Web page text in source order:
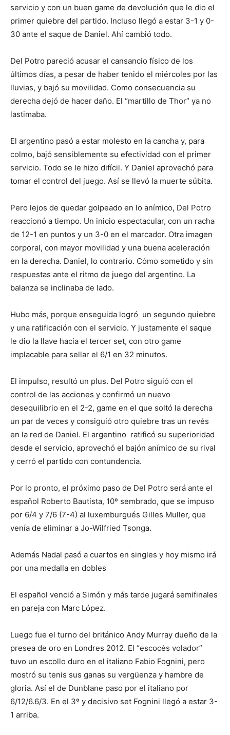
servicio y con un buen game de devolución que le dio el
primer quiebre del partido. Incluso llegó a estar 3-1 y 0-
30 ante el saque de Daniel. Ahí cambió todo.
Del Potro pareció acusar el cansancio físico de los
últimos días, a pesar de haber tenido el miércoles por las
lluvias, y bajó su movilidad. Como consecuencia su
derecha dejó de hacer daño. El “martillo de Thor” ya no
lastimaba.
El argentino pasó a estar molesto en la cancha y, para
colmo, bajó sensiblemente su efectividad con el primer
servicio. Todo se le hizo difícil. Y Daniel aprovechó para
tomar el control del juego. Así se llevó la muerte súbita.
Pero lejos de quedar golpeado en lo anímico, Del Potro
reaccionó a tiempo. Un inicio espectacular, con un racha
de 12-1 en puntos y un 3-0 en el marcador. Otra imagen
corporal, con mayor movilidad y una buena aceleración
en la derecha. Daniel, lo contrario. Cómo sometido y sin
respuestas ante el ritmo de juego del argentino. La
balanza se inclinaba de lado.
Hubo más, porque enseguida logró un segundo quiebre
y una ratificación con el servicio. Y justamente el saque
le dio la llave hacia el tercer set, con otro game
implacable para sellar el 6/1 en 32 minutos.
El impulso, resultó un plus. Del Potro siguió con el
control de las acciones y confirmó un nuevo
desequilibrio en el 2-2, game en el que soltó la derecha
un par de veces y consiguió otro quiebre tras un revés
en la red de Daniel. El argentino ratificó su superioridad
desde el servicio, aprovechó el bajón anímico de su rival
y cerró el partido con contundencia.
Por lo pronto, el próximo paso de Del Potro será ante el
español Roberto Bautista, 10º sembrado, que se impuso
por 6/4 y 7/6 (7-4) al luxemburgués Gilles Muller, que
venía de eliminar a Jo-Wilfried Tsonga.
Además Nadal pasó a cuartos en singles y hoy mismo irá
por una medalla en dobles
El español venció a Simón y más tarde jugará semifinales
en pareja con Marc López.
Luego fue el turno del británico Andy Murray dueño de la
presea de oro en Londres 2012. El “escocés volador”
tuvo un escollo duro en el italiano Fabio Fognini, pero
mostró su tenis sus ganas su vergüenza y hambre de
gloria. Así el de Dunblane paso por el italiano por
6/12/6.6/3. En el 3º y decisivo set Fognini llegó a estar 3-
1 arriba.